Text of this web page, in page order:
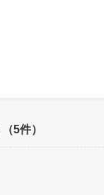
（5件）